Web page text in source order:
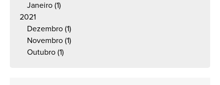
Janeiro (1)
2021
Dezembro (1)
Novembro (1)
Outubro (1)